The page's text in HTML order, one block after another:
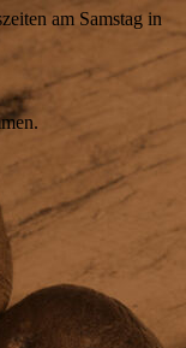
am Samstag in